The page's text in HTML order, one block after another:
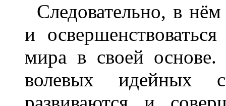
Следовательно, в нём
и
мира в своей
волевых идейных